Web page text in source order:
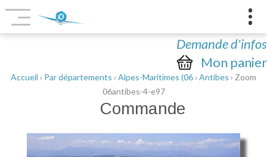
Demande d'infos
Mon panier
Accueil › Par départements › Alpes-Maritimes (06› Antibes › Zoom
06antibes-4-e97
Commande